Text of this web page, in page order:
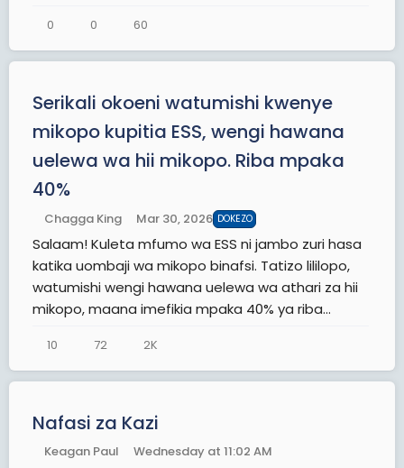
0 0 60
Serikali okoeni watumishi kwenye
mikopo kupitia ESS, wengi hawana
uelewa wa hii mikopo. Riba mpaka
40%
Chagga King Mar 30, 2026 DOKEZO
Salaam! Kuleta mfumo wa ESS ni jambo zuri hasa
katika uombaji wa mikopo binafsi. Tatizo lililopo,
watumishi wengi hawana uelewa wa athari za hii
mikopo, maana imefikia mpaka 40% ya riba...
10 72 2K
Nafasi za Kazi
Keagan Paul Wednesday at 11:02 AM